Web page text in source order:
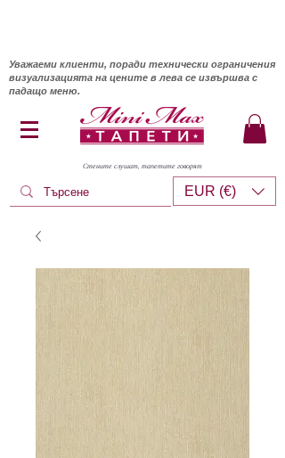
Уважаеми клиенти, поради технически ограничения
визуализацията на цените в лева се извършва с
падащо меню.
Стените слушат, тапетите говорят
EUR (€)